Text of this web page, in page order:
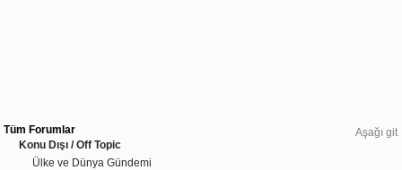
Aşağı git
Tüm Forumlar
Konu Dışı / Off Topic
Ülke ve Dünya Gündemi